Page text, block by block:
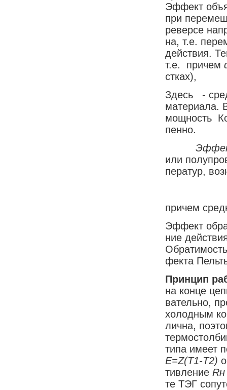
Эф­фект
при
ре­вер­се
на, т.е.
дей­ст­вия.
т.е. при­чем
ст­ках),
Здесь -
мощ­ность
пен­но.
или
пе­ра­тур,
при­чем
Эф­фект
ние
фек­та
Прин­цип
на кон­це
ва­тель­но,
хо­лод­ным
лич­на,
ти­па име­ет
Е=Z(T1-T2)
тив­ле­ние Rн
те ТЭГ